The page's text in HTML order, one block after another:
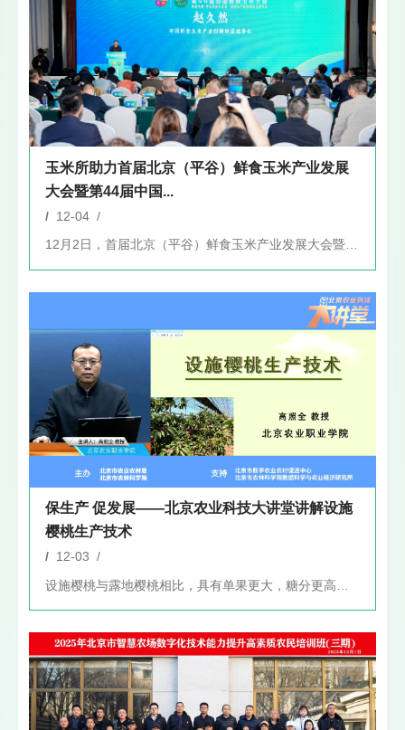
玉米所助力首届北京（平谷）鲜食玉米产业发展
大会暨第44届中国...
/ 12-04 /
12月2日，首届北京（平谷）鲜食玉米产业发展大会暨第44届中...
保生产 促发展——北京农业科技大讲堂讲解设施
樱桃生产技术
/ 12-03 /